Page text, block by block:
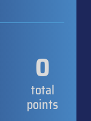
0
total
points